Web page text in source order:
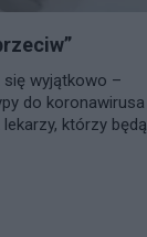
wyjątkowo –
do koronawirusa
którzy będą